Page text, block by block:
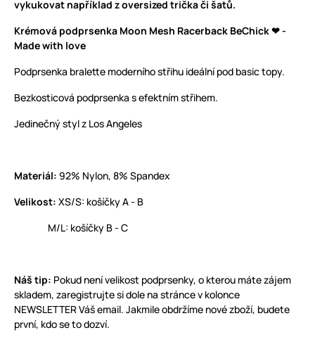
vykukovat například z oversized trička či šatů.
Krémová podprsenka Moon Mesh Racerback BeChick ❤ -
Made with love
Podprsenka bralette moderního střihu ideální pod basic topy.
Bezkosticová podprsenka s efektním střihem.
Jedinečný styl z Los Angeles
Materiál: 92% Nylon, 8% Spandex
Velikost: XS/S: košíčky A - B
M/L: košíčky B - C
Náš tip: Pokud není velikost podprsenky, o kterou máte zájem
skladem, zaregistrujte si dole na stránce v kolonce
NEWSLETTER Váš email. Jakmile obdržíme nové zboží, budete
první, kdo se to dozví.